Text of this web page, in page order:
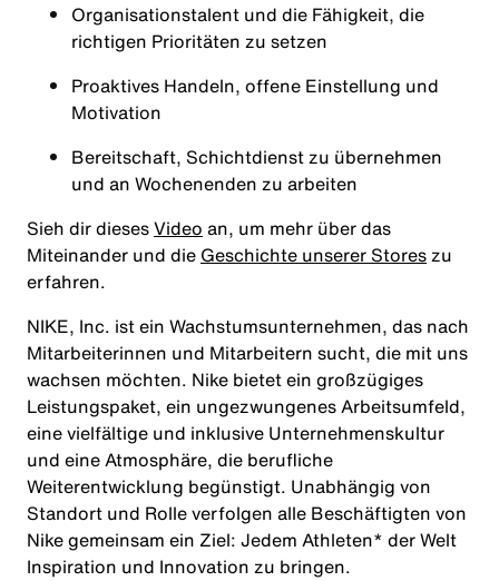
Organisationstalent und die Fähigkeit, die
richtigen Prioritäten zu setzen
Proaktives Handeln, offene Einstellung und
Motivation
Bereitschaft, Schichtdienst zu übernehmen
und an Wochenenden zu arbeiten
Sieh dir diesesVideo an, um mehr über das
Miteinander und die Geschichte unserer Storeszu
erfahren.
NIKE, Inc. ist ein Wachstumsunternehmen, das nach
Mitarbeiterinnen und Mitarbeitern sucht, die mit uns
wachsen möchten. Nike bietet ein großzügiges
Leistungspaket, ein ungezwungenes Arbeitsumfeld,
eine vielfältige und inklusive Unternehmenskultur
und eine Atmosphäre, die berufliche
Weiterentwicklung begünstigt. Unabhängig von
Standort und Rolle verfolgen alle Beschäftigten von
Nike gemeinsam ein Ziel: Jedem Athleten* der Welt
Inspiration und Innovation zu bringen.